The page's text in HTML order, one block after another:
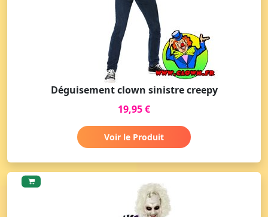
Déguisement clown sinistre creepy
19,95 €
Voir le Produit